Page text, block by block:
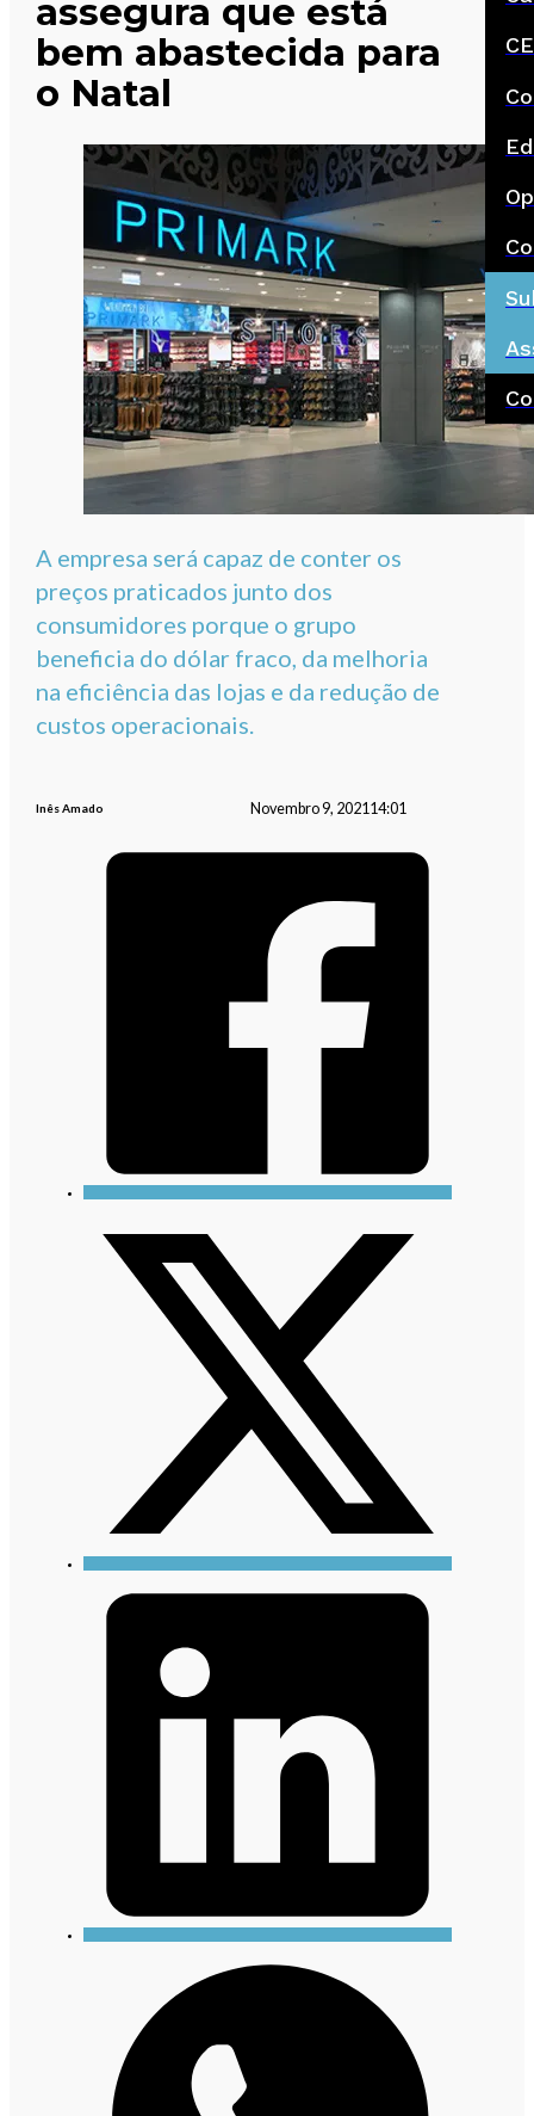
assegura que está
bem abastecida para
o Natal
A empresa será capaz de conter os
preços praticados junto dos
consumidores porque o grupo
beneficia do dólar fraco, da melhoria
na eficiência das lojas e da redução de
custos operacionais.
Inês Amado Novembro 9, 2021 14:01